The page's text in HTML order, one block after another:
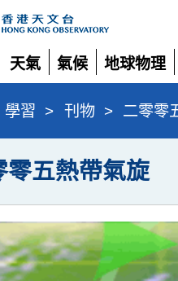
天氣
展
開
氣候
展
開
地球物理
展
開
學習 > 刊物 > 二零零
零五熱帶氣旋